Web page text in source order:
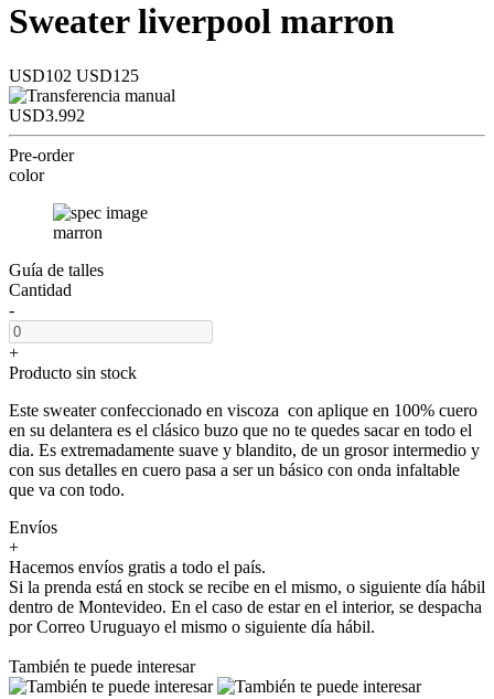
Sweater liverpool marron
USD102 USD125
USD3.992
Pre-order
color
marron
Guía de talles
Cantidad
-
+
Producto sin stock
Este sweater confeccionado en viscoza con aplique en 100% cuero
en su delantera es el clásico buzo que no te quedes sacar en todo el
dia. Es extremadamente suave y blandito, de un grosor intermedio y
con sus detalles en cuero pasa a ser un básico con onda infaltable
que va con todo.
Envíos
+
Hacemos envíos gratis a todo el país.
Si la prenda está en stock se recibe en el mismo, o siguiente día hábil
dentro de Montevideo. En el caso de estar en el interior, se despacha
por Correo Uruguayo el mismo o siguiente día hábil.
También te puede interesar